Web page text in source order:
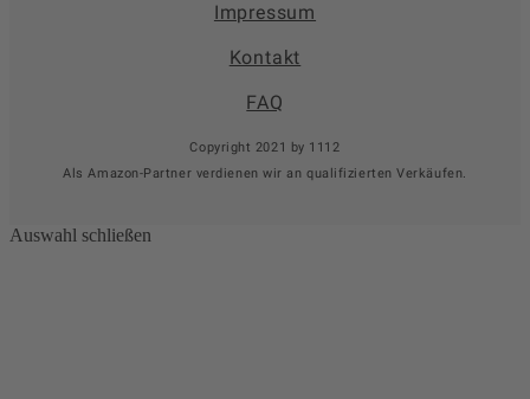
Impressum
Kontakt
FAQ
Copyright 2021 by 1112
Als Amazon-Partner verdienen wir an qualifizierten Verkäufen.
Auswahl schließen